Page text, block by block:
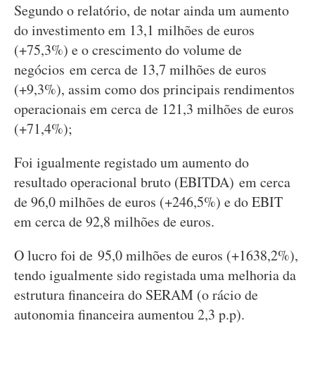
Segundo o relatório, de notar ainda um aumento
do investimento em 13,1 milhões de euros
(+75,3%) e o crescimento do volume de
negócios em cerca de 13,7 milhões de euros
(+9,3%), assim como dos principais rendimentos
operacionais em cerca de 121,3 milhões de euros
(+71,4%);
Foi igualmente registado um aumento do
resultado operacional bruto (EBITDA) em cerca
de 96,0 milhões de euros (+246,5%) e do EBIT
em cerca de 92,8 milhões de euros.
O lucro foi de 95,0 milhões de euros (+1638,2%),
tendo igualmente sido registada uma melhoria da
estrutura financeira do SERAM (o rácio de
autonomia financeira aumentou 2,3 p.p).